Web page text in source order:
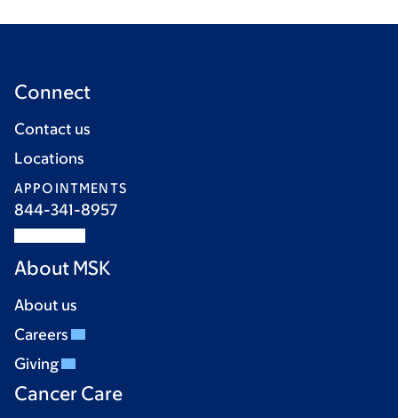
Connect
Contact us
Locations
APPOINTMENTS
844-341-8957
About MSK
About us
Careers
Giving
Cancer Care